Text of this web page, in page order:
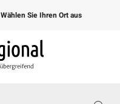
Wählen Sie Ihren Ort aus